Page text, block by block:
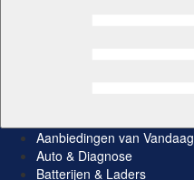
Aanbiedingen van Vandaag
Auto & Diagnose
Batterijen & Laders